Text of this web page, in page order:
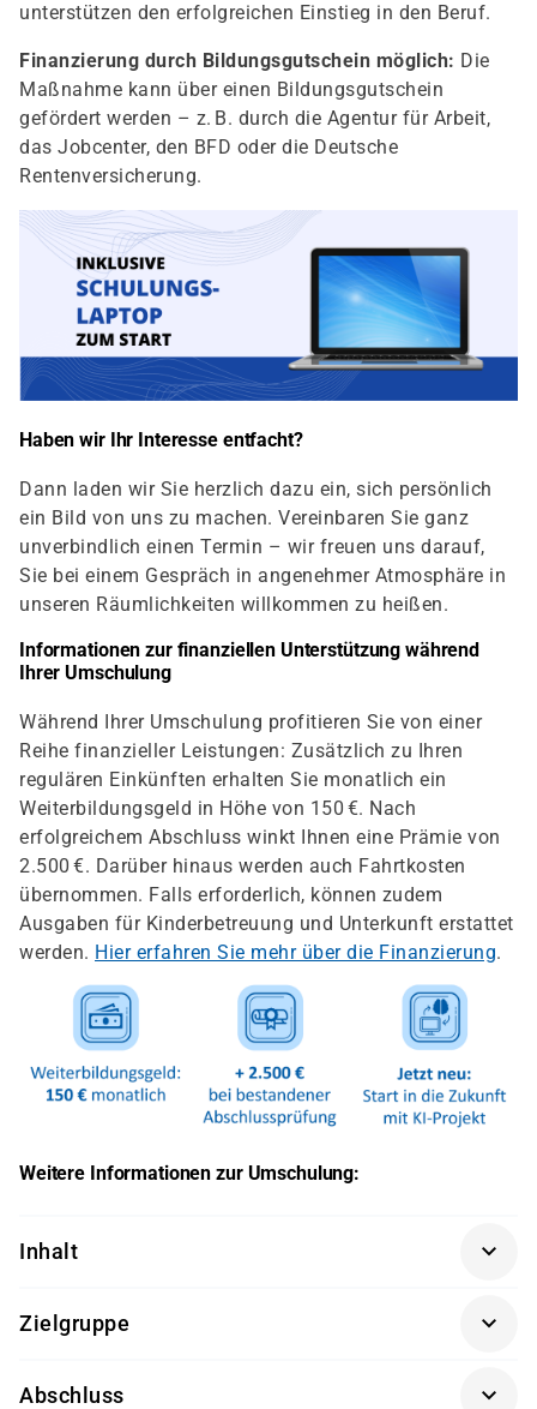
unterstützen den erfolgreichen Einstieg in den Beruf.
Finanzierung durch Bildungsgutschein möglich: Die
Maßnahme kann über einen Bildungsgutschein
gefördert werden – z. B. durch die Agentur für Arbeit,
das Jobcenter, den BFD oder die Deutsche
Rentenversicherung.
Haben wir Ihr Interesse entfacht?
Dann laden wir Sie herzlich dazu ein, sich persönlich
ein Bild von uns zu machen. Vereinbaren Sie ganz
unverbindlich einen Termin – wir freuen uns darauf,
Sie bei einem Gespräch in angenehmer Atmosphäre in
unseren Räumlichkeiten willkommen zu heißen.
Informationen zur finanziellen Unterstützung während
Ihrer Umschulung
Während Ihrer Umschulung profitieren Sie von einer
Reihe finanzieller Leistungen: Zusätzlich zu Ihren
regulären Einkünften erhalten Sie monatlich ein
Weiterbildungsgeld in Höhe von 150 €. Nach
erfolgreichem Abschluss winkt Ihnen eine Prämie von
2.500 €. Darüber hinaus werden auch Fahrtkosten
übernommen. Falls erforderlich, können zudem
Ausgaben für Kinderbetreuung und Unterkunft erstattet
werden. Hier erfahren Sie mehr über die Finanzierung.
Weitere Informationen zur Umschulung:
Inhalt
Fachrichtung Systemintegration gliedert sich nach der
Lernfeld 1: Das Unternehmen und die eigene Rolle im
Zielgruppe
Arbeitssuchende mit abgeschlossener Ausbildung, die
Abschluss